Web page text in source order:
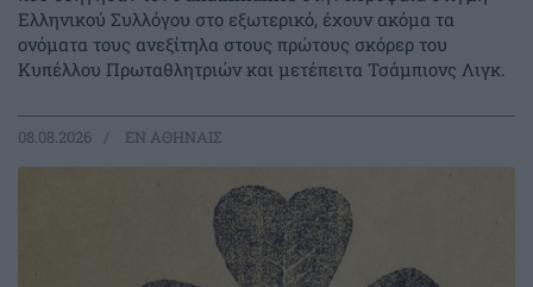
Ελληνικού Συλλόγου στο εξωτερικό, έχουν ακόμα τα
ονόματα τους ανεξίτηλα στους πρώτους σκόρερ του
Κυπέλλου Πρωταθλητριών και μετέπειτα Τσάμπιονς Λιγκ.
08.08.2026 EΝ ΑΘΗΝΑΙΣ